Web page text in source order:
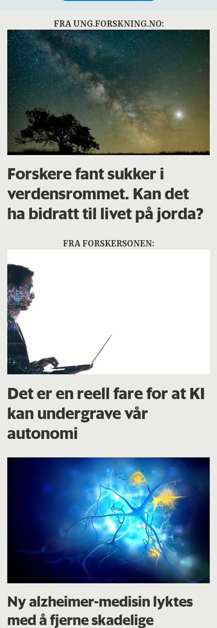
FRA UNG.FORSKNING.NO:
Forskere fant sukker i
verdensrommet. Kan det
ha bidratt til livet på jorda?
FRA FORSKERSONEN:
Det er en reell fare for at KI
kan undergrave vår
autonomi
Ny alzheimer-medisin lyktes
med å fjerne skadelige